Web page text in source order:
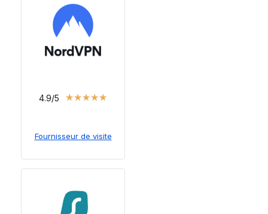
4.9/5 ★★★★★
Fournisseur de visite